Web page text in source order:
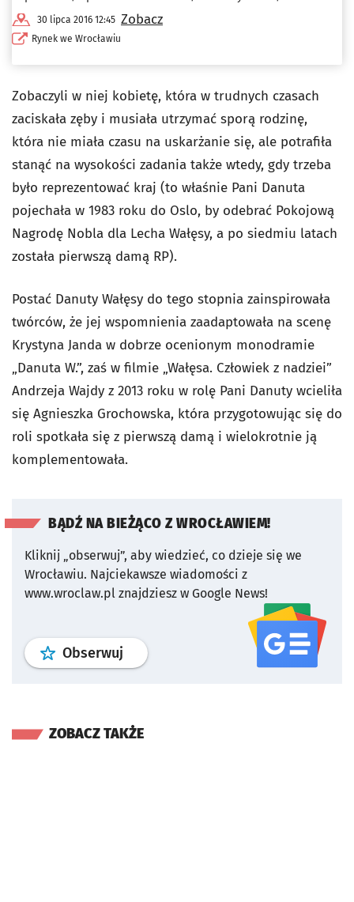
30 lipca 2016 12:45
Rynek we Wrocławiu
Zobacz
Zobaczyli w niej kobietę, która w trudnych czasach
zaciskała zęby i musiała utrzymać sporą rodzinę,
która nie miała czasu na uskarżanie się, ale potrafiła
stanąć na wysokości zadania także wtedy, gdy trzeba
było reprezentować kraj (to właśnie Pani Danuta
pojechała w 1983 roku do Oslo, by odebrać Pokojową
Nagrodę Nobla dla Lecha Wałęsy, a po siedmiu latach
została pierwszą damą RP).
Postać Danuty Wałęsy do tego stopnia zainspirowała
twórców, że jej wspomnienia zaadaptowała na scenę
Krystyna Janda w dobrze ocenionym monodramie
„Danuta W.”, zaś w filmie „Wałęsa. Człowiek z nadziei”
Andrzeja Wajdy z 2013 roku w rolę Pani Danuty wcieliła
się Agnieszka Grochowska, która przygotowując się do
roli spotkała się z pierwszą damą i wielokrotnie ją
komplementowała.
BĄDŹ NA BIEŻĄCO Z WROCŁAWIEM!
Kliknij „obserwuj”, aby wiedzieć, co dzieje się we
Wrocławiu. Najciekawsze wiadomości z
www.wroclaw.pl znajdziesz w Google News!
Obserwuj profil serwisu
ZOBACZ TAKŻE